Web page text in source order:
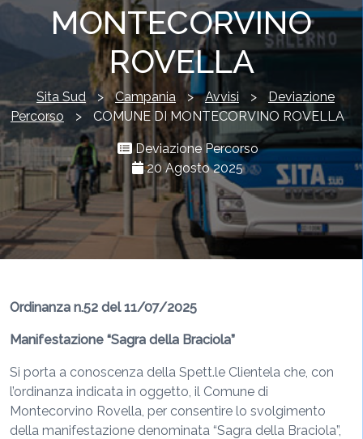
MONTECORVINO
ROVELLA
Sita Sud > Campania > Avvisi >
Deviazione
Percorso
> COMUNE DI MONTECORVINO ROVELLA
Deviazione Percorso
20 Agosto 2025
Ordinanza n.52 del 11/07/2025
Manifestazione “Sagra della Braciola”
Si porta a conoscenza della Spett.le Clientela che, con
l’ordinanza indicata in oggetto, il Comune di
Montecorvino Rovella, per consentire lo svolgimento
della manifestazione denominata “Sagra della Braciola”,